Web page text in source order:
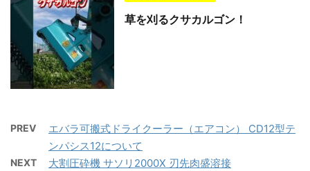
草を刈るクサカルゴン！
PREV
エバラ可搬式ドライクーラー（エアコン） CD12型テ
ンパシス12について
NEXT 大割圧砕機 サソリ2000X 刃先肉盛溶接